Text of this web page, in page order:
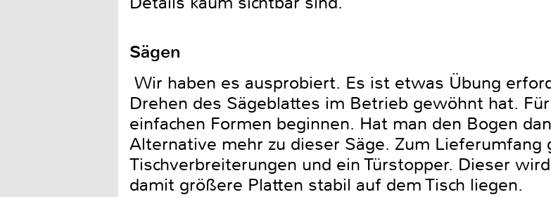
Sägen
Wir haben es ausprobiert. Es ist etwas Übung
Drehen des Sägeblattes im Betrieb gewöhnt hat.
einfachen Formen beginnen. Hat man den Bogen
Alternative mehr zu dieser Säge. Zum Lieferumfang
Tischverbreiterungen und ein Türstopper. Dieser
damit größere Platten stabil auf dem Tisch liegen.